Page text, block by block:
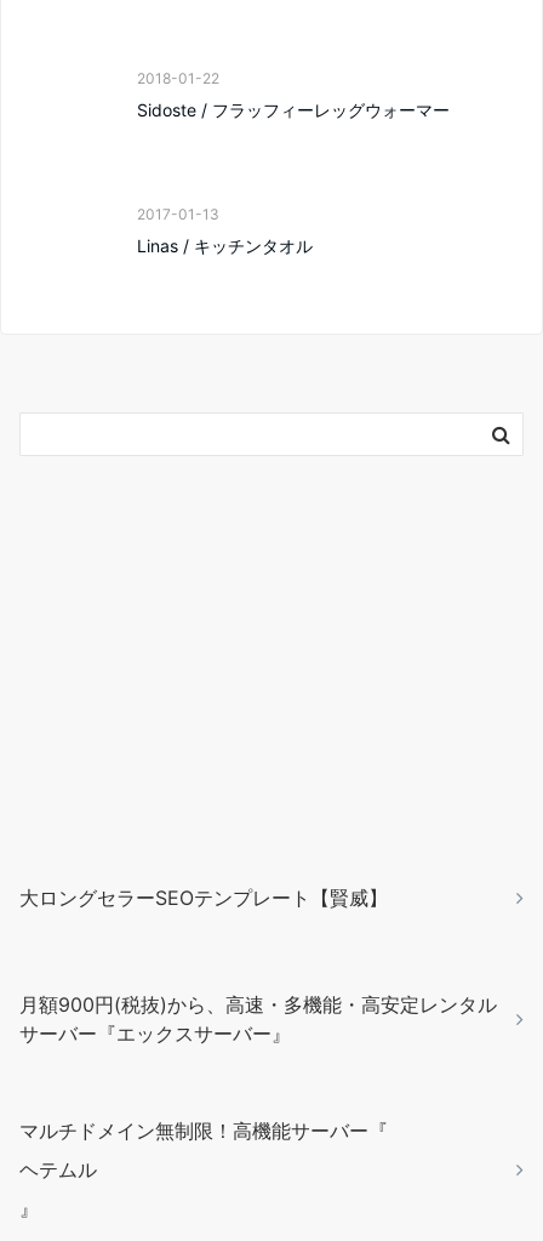
2018-01-22
Sidoste / フラッフィーレッグウォーマー
2017-01-13
Linas / キッチンタオル
大ロングセラーSEOテンプレート【賢威】
月額900円(税抜)から、高速・多機能・高安定レンタル
サーバー『エックスサーバー』
マルチドメイン無制限！高機能サーバー『
ヘテムル
』